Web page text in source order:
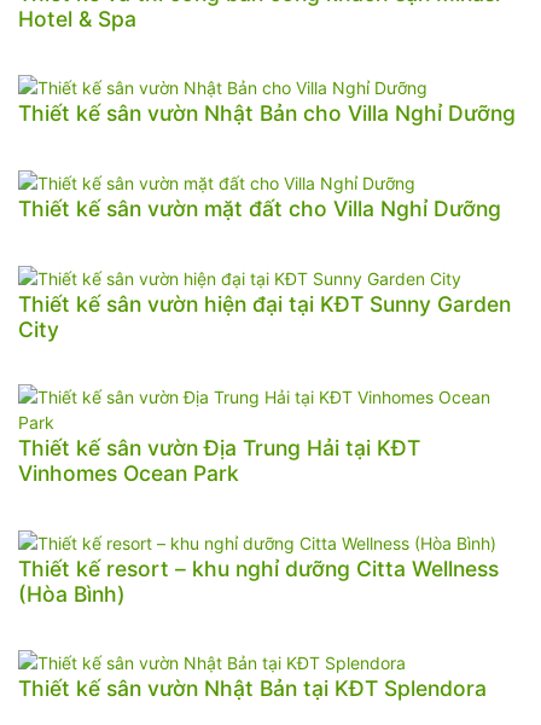
Hotel & Spa
Thiết kế sân vườn Nhật Bản cho Villa Nghỉ Dưỡng
Thiết kế sân vườn mặt đất cho Villa Nghỉ Dưỡng
Thiết kế sân vườn hiện đại tại KĐT Sunny Garden
City
Thiết kế sân vườn Địa Trung Hải tại KĐT
Vinhomes Ocean Park
Thiết kế resort – khu nghỉ dưỡng Citta Wellness
(Hòa Bình)
Thiết kế sân vườn Nhật Bản tại KĐT Splendora